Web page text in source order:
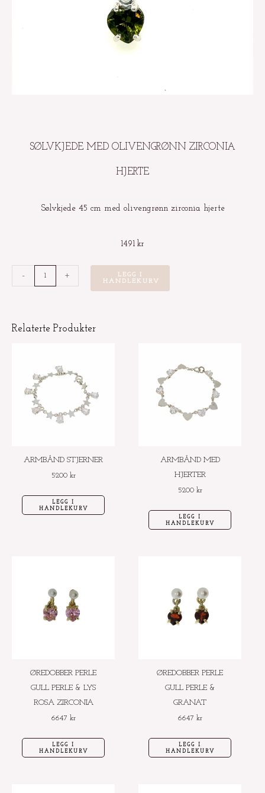
SØLVKJEDE MED OLIVENGRØNN ZIRCONIA
HJERTE
Sølvkjede 45 cm med olivengrønn zirconia hjerte
1491 kr
-
med
hjerte
+
LEGG I
HANDLEKURV
Relaterte Produkter
ARMBÅND STJERNER
5200 kr
LEGG I
HANDLEKURV
ARMBÅND MED
HJERTER
5200 kr
LEGG I
HANDLEKURV
ØREDOBBER PERLE
GULL PERLE & LYS
ROSA ZIRCONIA
6647 kr
LEGG I
HANDLEKURV
ØREDOBBER PERLE
GULL PERLE &
GRANAT
6647 kr
LEGG I
HANDLEKURV